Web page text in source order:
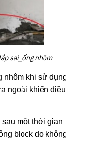
sai_ống nhôm
nhôm khi sử dụng
ngoài khiến điều
sau một thời gian
block do không